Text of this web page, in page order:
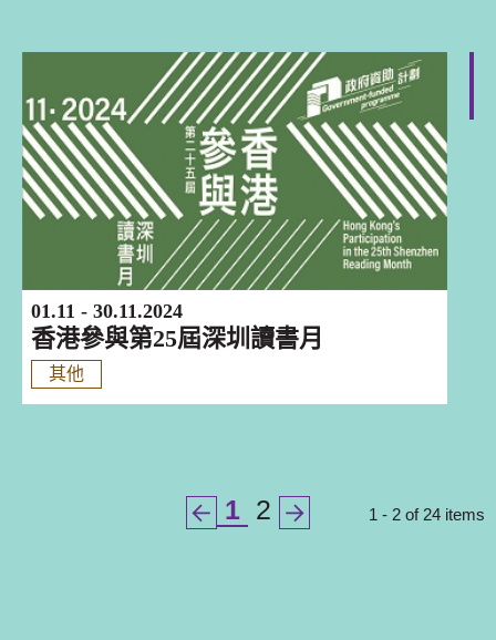
01.11 - 30.11.2024
香港參與第25屆深圳讀書月
其他
1 2 1 - 2 of 24 items